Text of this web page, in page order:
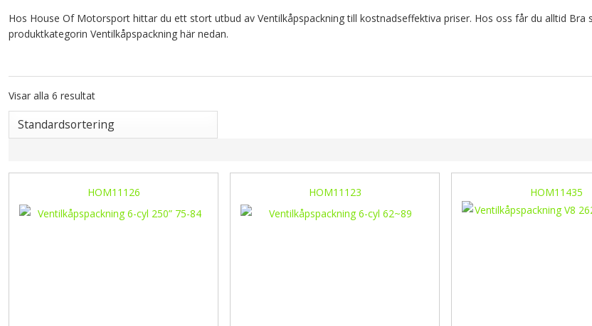
Hos House Of Motorsport hittar du ett stort utbud av Ventilkåpspackning till kostnadseffektiva priser. Hos oss får du alltid
produktkategorin Ventilkåpspackning här nedan.
Visar alla 6 resultat
HOM11126 HOM11123 HOM11435